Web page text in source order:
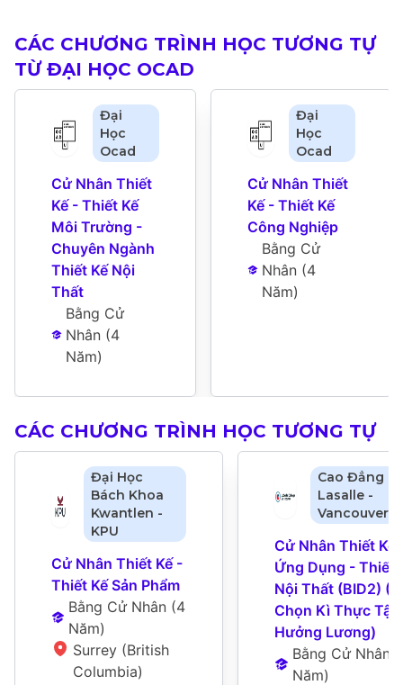
CÁC CHƯƠNG TRÌNH HỌC TƯƠNG TỰ
TỪ ĐẠI HỌC OCAD
Đại
Học
Ocad
Cử Nhân Thiết
Kế - Thiết Kế
Môi Trường -
Chuyên Ngành
Thiết Kế Nội
Thất
Bằng Cử
Nhân (4
Năm)
Đại
Học
Ocad
Cử Nhân Thiết
Kế - Thiết Kế
Công Nghiệp
Bằng Cử
Nhân (4
Năm)
CÁC CHƯƠNG TRÌNH HỌC TƯƠNG TỰ
Đại Học
Bách Khoa
Kwantlen -
KPU
Cử Nhân Thiết Kế -
Thiết Kế Sản Phẩm
Bằng Cử Nhân (4
Năm)
Surrey (British
Columbia)
Cao Đẳng
Lasalle -
Vancouver
Cử Nhân Thiết Kế
Ứng Dụng - Thiết
Nội Thất (BID2)
Chọn Kì Thực Tập
Hưởng Lương)
Bằng Cử Nhân
Năm)